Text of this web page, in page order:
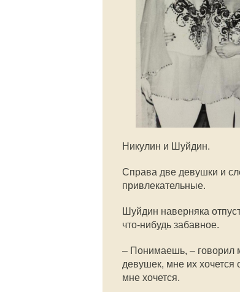
Никулин и Шуйдин.
Справа две девушки и
привлекательные.
Шуйдин наверняка
что-нибудь забавное.
– Понимаешь, – говорил
девушек, мне их
мне хочется.